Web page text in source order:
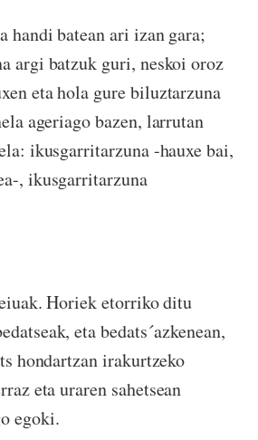
handi batean ari izan gara;
argi batzuk guri, neskoi oroz
eta hola gure biluztarzuna
ageriago bazen, larrutan
ikusgarritarzuna -hauxe bai,
, ikusgarritarzuna
Horiek etorriko ditu
eta bedats´azkenean,
hondartzan irakurtzeko
eta uraren sahetsean
egoki.